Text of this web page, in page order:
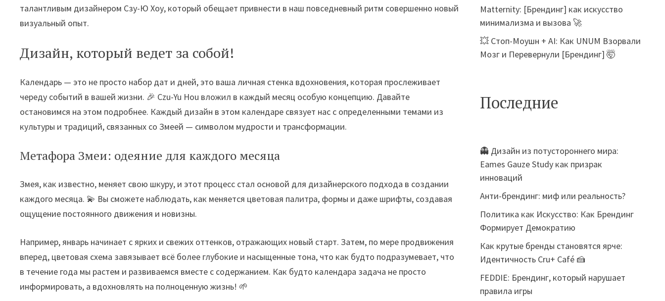
талантливым дизайнером Сзу-Ю Хоу, который обещает привнести в наш повседневный ритм совершенно новый
визуальный опыт.
Дизайн, который ведет за собой!
Календарь — это не просто набор дат и дней, это ваша личная стенка вдохновения, которая прослеживает
череду событий в вашей жизни. 🎉 Сzu-Yu Hou вложил в каждый месяц особую концепцию. Давайте
остановимся на этом подробнее. Каждый дизайн в этом календаре связует нас с определенными темами из
культуры и традиций, связанных со Змеей — символом мудрости и трансформации.
Метафора Змеи: одеяние для каждого месяца
Змея, как известно, меняет свою шкуру, и этот процесс стал основой для дизайнерского подхода в создании
каждого месяца. 💫 Вы сможете наблюдать, как меняется цветовая палитра, формы и даже шрифты, создавая
ощущение постоянного движения и новизны.
Например, январь начинает с ярких и свежих оттенков, отражающих новый старт. Затем, по мере продвижения
вперед, цветовая схема завязывает всё более глубокие и насыщенные тона, что как будто подразумевает, что
в течение года мы растем и развиваемся вместе с содержанием. Как будто календара задача не просто
информировать, а вдохновлять на полноценную жизнь! 🌱
Matternity: [Брендинг] как искусство
минимализма и вызова 🚀
💥 Стоп-Моушн + AI: Как UNUM Взорвали
Мозг и Перевернули [Брендинг] 🤯
Последние
👻 Дизайн из потустороннего мира:
Eames Gauze Study как призрак
инноваций
Анти-брендинг: миф или реальность?
Политика как Искусство: Как Брендинг
Формирует Демократию
Как крутые бренды становятся ярче:
Идентичность Cru+ Café 🍰
FEDDIE: Брендинг, который нарушает
правила игры